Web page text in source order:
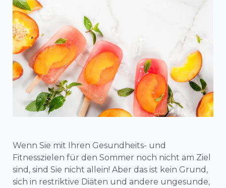
Wenn Sie mit Ihren Gesundheits- und
Fitnesszielen für den Sommer noch nicht am Ziel
sind, sind Sie nicht allein! Aber das ist kein Grund,
sich in restriktive Diäten und andere ungesunde,